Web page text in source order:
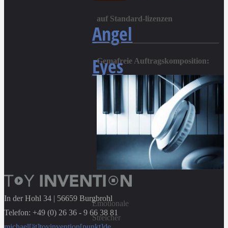
Angel
Eyes
Emotionale
Streicher
auf Standard-lizenzen
______________________________
Gemafreie Auftragskomposition:
In der Hohl 34 | 56659 Burgbrohl
Telefon: +49 (0) 26 36 - 9 66 38 81